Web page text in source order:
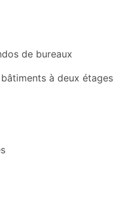
de bureaux
à deux étages